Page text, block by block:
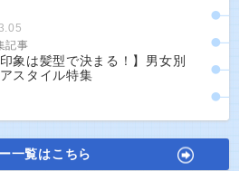
記事
印象は髪型で決まる！】男女別
スタイル特集
一覧はこちら